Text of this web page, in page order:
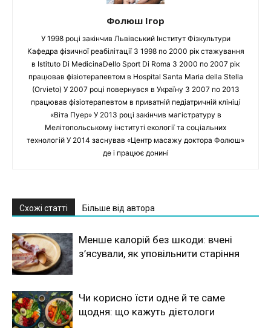
Фолюш Ігор
У 1998 році закінчив Львівський Інститут Фізкультури
Кафедра фізичної реабілітації З 1998 по 2000 рік стажування
в Istituto Di MedicinaDello Sport Di Roma З 2000 по 2007 рік
працював фізіотерапевтом в Hospital Santa Maria della Stella
(Orvieto) У 2007 році повернувся в Україну З 2007 по 2013
працював фізіотерапевтом в приватній педіатричній клініці
«Віта Пуер» У 2013 році закінчив магістратуру в
Мелітопольському інституті екології та соціальних
технологій У 2014 заснував «Центр масажу доктора Фолюш»
де і працює донині
Схожі статті Більше від автора
Менше калорій без шкоди: вчені
з’ясували, як уповільнити старіння
Чи корисно їсти одне й те саме
щодня: що кажуть дієтологи